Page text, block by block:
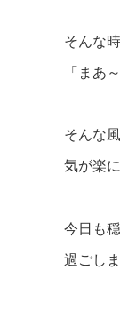
そんな
「まあ
そんな
気が楽に
今日も
過ごし